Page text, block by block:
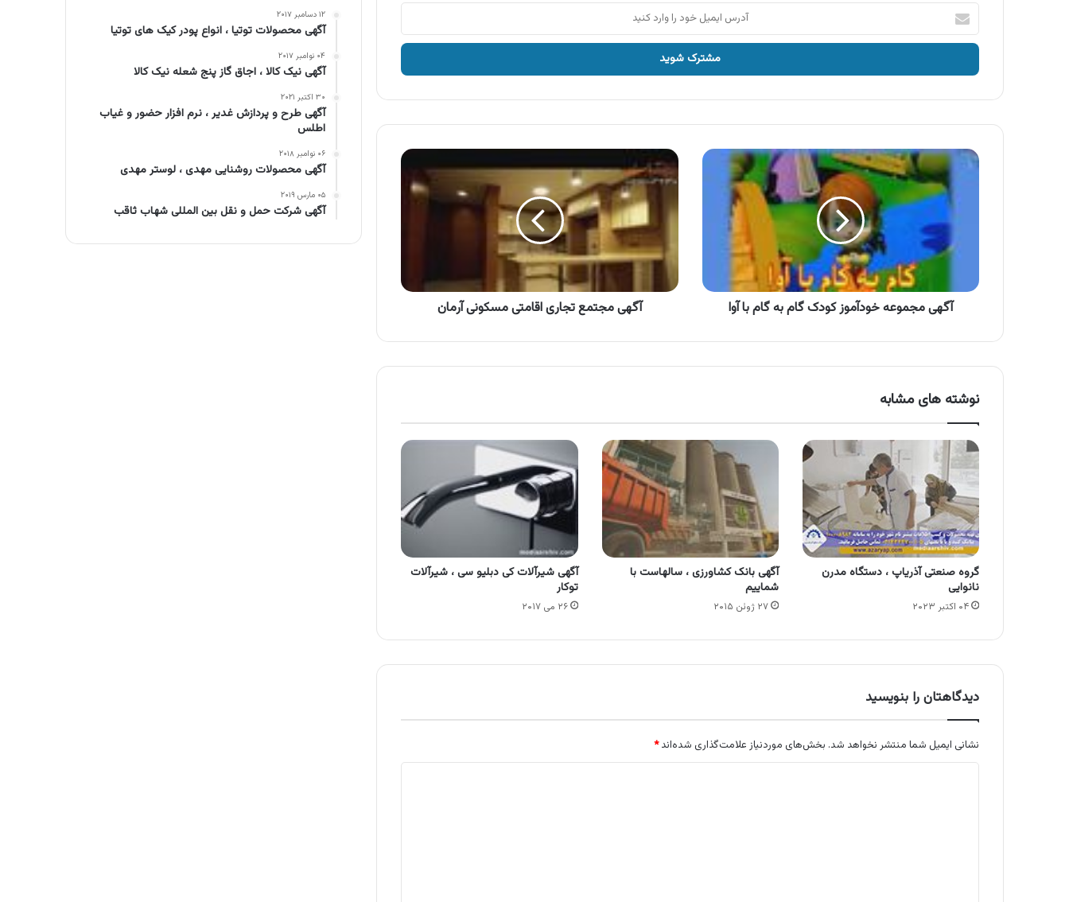
آدرس
ایمیل
خود
وارد
آگهی
مجموعه
خودآموز
کودک
آوا
آگهی مجموعه خودآموز کودک گام به گام با آوا
آگهی
مجتمع
تجاری
اقامتی
مسکونی
آرمان
آگهی مجتمع تجاری اقامتی مسکونی آرمان
نوشته های مشابه
گروه صنعتی آذریاپ ، دستگاه مدرن
نانوایی
۰۴ اکتبر ۲۰۲۳
آگهی بانک کشاورزی ، سالهاست با
شماییم
۲۷ ژوئن ۲۰۱۵
آگهی شیرآلات کی دبلیو سی ، شیرآلات
توکار
۲۶ می ۲۰۱۷
دیدگاهتان را بنویسید
نشانی ایمیل شما منتشر نخواهد شد. بخش‌های موردنیاز علامت‌گذاری شده‌اند*
۱۲ دسامبر ۲۰۱۷
آگهی محصولات توتیا ، انواع پودر کیک های توتیا
۰۴ نوامبر ۲۰۱۷
آگهی نیک کالا ، اجاق گاز پنج شعله نیک کالا
۳۰ اکتبر ۲۰۲۱
آگهی طرح و پردازش غدیر ، نرم افزار حضور و غیاب
اطلس
۰۶ نوامبر ۲۰۱۸
آگهی محصولات روشنایی مهدی ، لوستر مهدی
۰۵ مارس ۲۰۱۹
آگهی شرکت حمل و نقل بین المللی شهاب ثاقب